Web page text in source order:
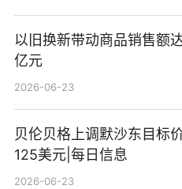
以旧换新带动商品销售额
亿元
2026-06-23
贝伦贝格上调默沙东目标
125美元|每日信息
2026-06-23